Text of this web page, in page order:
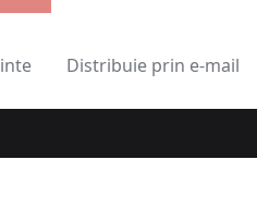
Distribuie prin e-mail